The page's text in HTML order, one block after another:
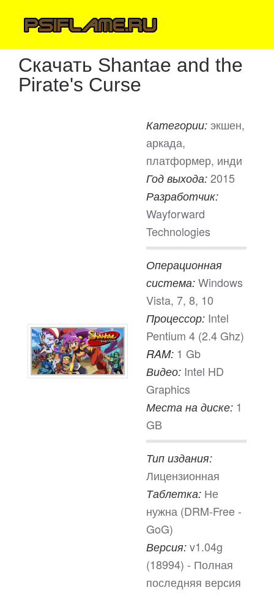
Скачать Shantae and the
Pirate's Curse
Категории: экшен,
аркада,
платформер, инди
Год выхода: 2015
Разработчик:
Wayforward
Technologies
Операционная
система: Windows
Vista, 7, 8, 10
Процессор: Intel
Pentium 4 (2.4 Ghz)
RAM: 1 Gb
Видео: Intel HD
Graphics
Места на диске: 1
GB
Тип издания:
Лицензионная
Таблетка: Не
нужна (DRM-Free -
GoG)
Версия: v1.04g
(18994) - Полная
последняя версия